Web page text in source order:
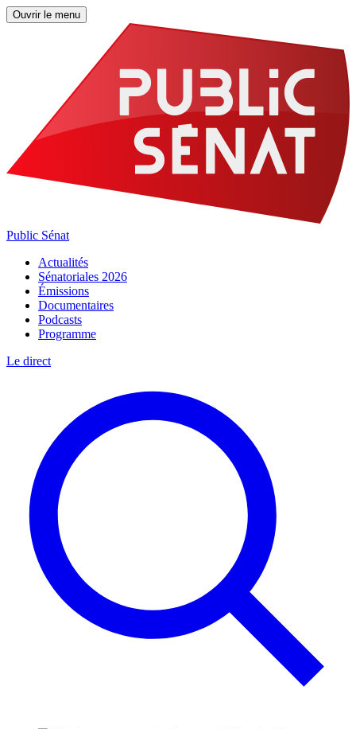
Ouvrir le menu
Public Sénat
Actualités
Sénatoriales 2026
Émissions
Documentaires
Podcasts
Programme
Le direct